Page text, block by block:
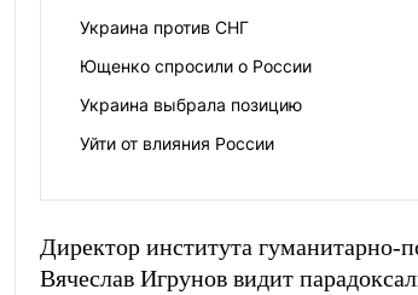
Украина против СНГ
Ющенко спросили о России
Украина выбрала позицию
Уйти от влияния России
Директор института гуманитарно-
Вячеслав Игрунов видит